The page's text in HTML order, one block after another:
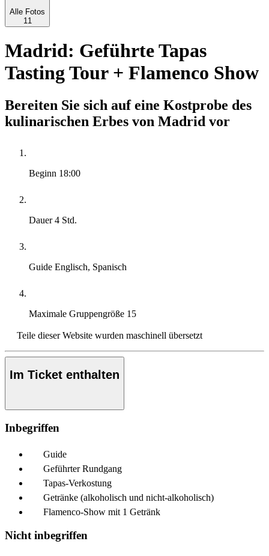
Alle Fotos
11
Madrid: Geführte Tapas
Tasting Tour + Flamenco Show
Bereiten Sie sich auf eine Kostprobe des
kulinarischen Erbes von Madrid vor
Beginn 18:00
Dauer4 Std.
Guide Englisch, Spanisch
Maximale Gruppengröße 15
Teile dieser Website wurden maschinell übersetzt
Im Ticket enthalten
Inbegriffen
Guide
Geführter Rundgang
Tapas-Verkostung
Getränke (alkoholisch und nicht-alkoholisch)
Flamenco-Show mit 1 Getränk
Nicht inbegriffen